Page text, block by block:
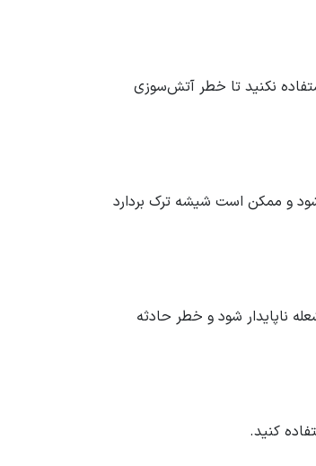
نکنید تا خطر آتش‌سوزی
شیشه می‌شود و ممکن است شیشه ترک بردارد
ناپایدار شود و خطر حادثه